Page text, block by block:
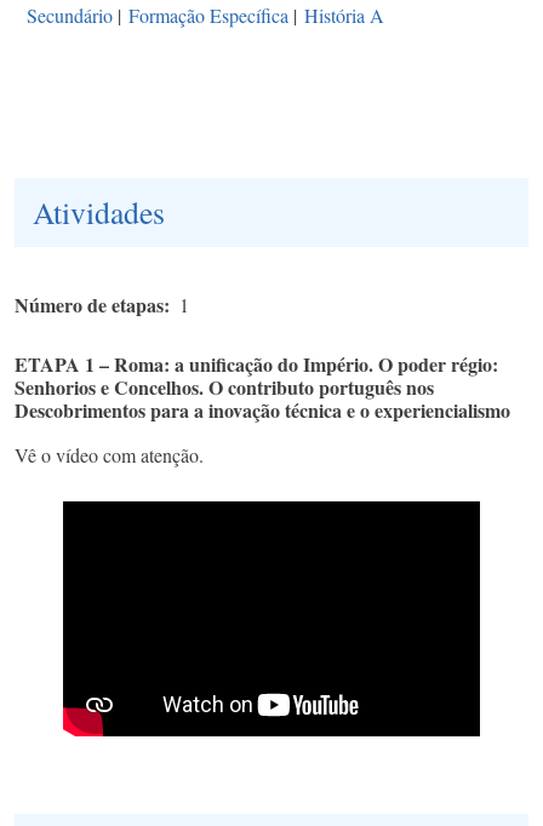
Secundário | Formação Específica | História A
Atividades
Número de etapas 1
ETAPA 1 – Roma: a unificação do Império. O poder régio:
Senhorios e Concelhos. O contributo português nos
Descobrimentos para a inovação técnica e o experiencialismo
Vê o vídeo com atenção.